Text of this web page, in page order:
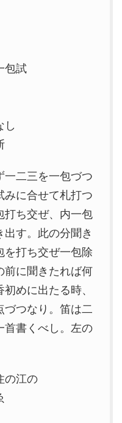
包試
し
一二三を一包づつ
みに合せて札打つ
打ち交ぜ、内一包
出す。此の分聞き
を打ち交ぜ一包除
前に聞きたれば何
めに出たる時、
づつなり。笛は二
首書くべし。左の
の江の